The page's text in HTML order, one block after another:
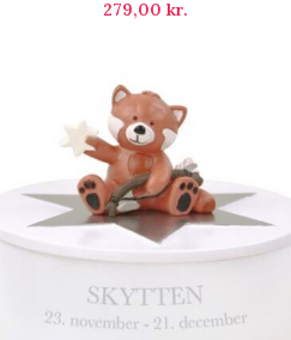
279,00kr.